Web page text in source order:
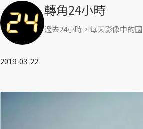
轉角24小時
過去24小時，每天影像中的
2019-03-22